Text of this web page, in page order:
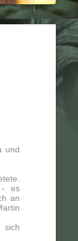
und
- es
an
sich